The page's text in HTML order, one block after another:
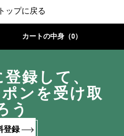
トップに戻る
カートの中身（0）
登録して、
ポンを受け取
う
登録